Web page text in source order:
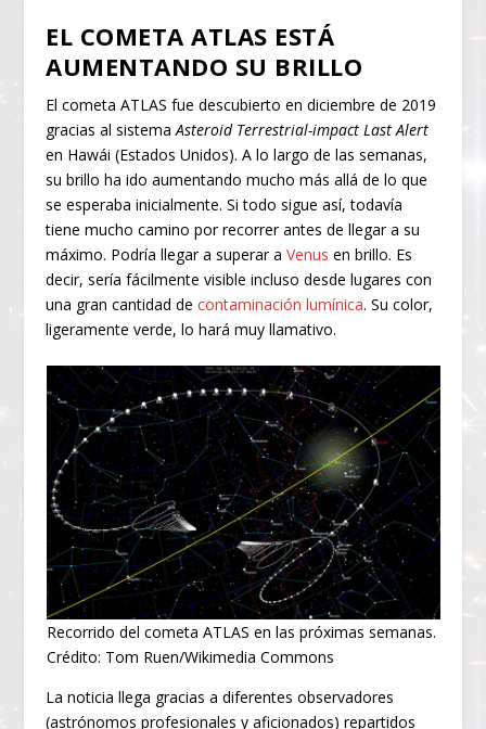
EL COMETA ATLAS ESTÁ
AUMENTANDO SU BRILLO
El cometa ATLAS fue descubierto en diciembre de 2019
gracias al sistemaAsteroid Terrestrial-impact Last Alert
en Hawái (Estados Unidos). A lo largo de las semanas,
su brillo ha ido aumentando mucho más allá de lo que
se esperaba inicialmente. Si todo sigue así, todavía
tiene mucho camino por recorrer antes de llegar a su
máximo. Podría llegar a superar aVenus en brillo. Es
decir, sería fácilmente visible incluso desde lugares con
una gran cantidad decontaminación lumínica. Su color,
ligeramente verde, lo hará muy llamativo.
Recorrido del cometa ATLAS en las próximas semanas.
Crédito: Tom Ruen/Wikimedia Commons
La noticia llega gracias a diferentes observadores
(astrónomos profesionales y aficionados) repartidos